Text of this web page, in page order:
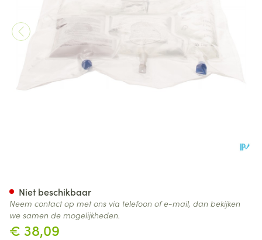
€ 38,09
Niet beschikbaar
Neem contact op met ons via telefoon of e-mail, dan bekijken
we samen de mogelijkheden.